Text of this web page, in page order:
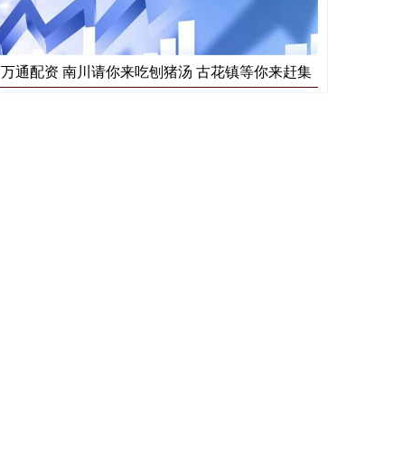
万通配资 南川请你来吃刨猪汤 古花镇等你来赶集